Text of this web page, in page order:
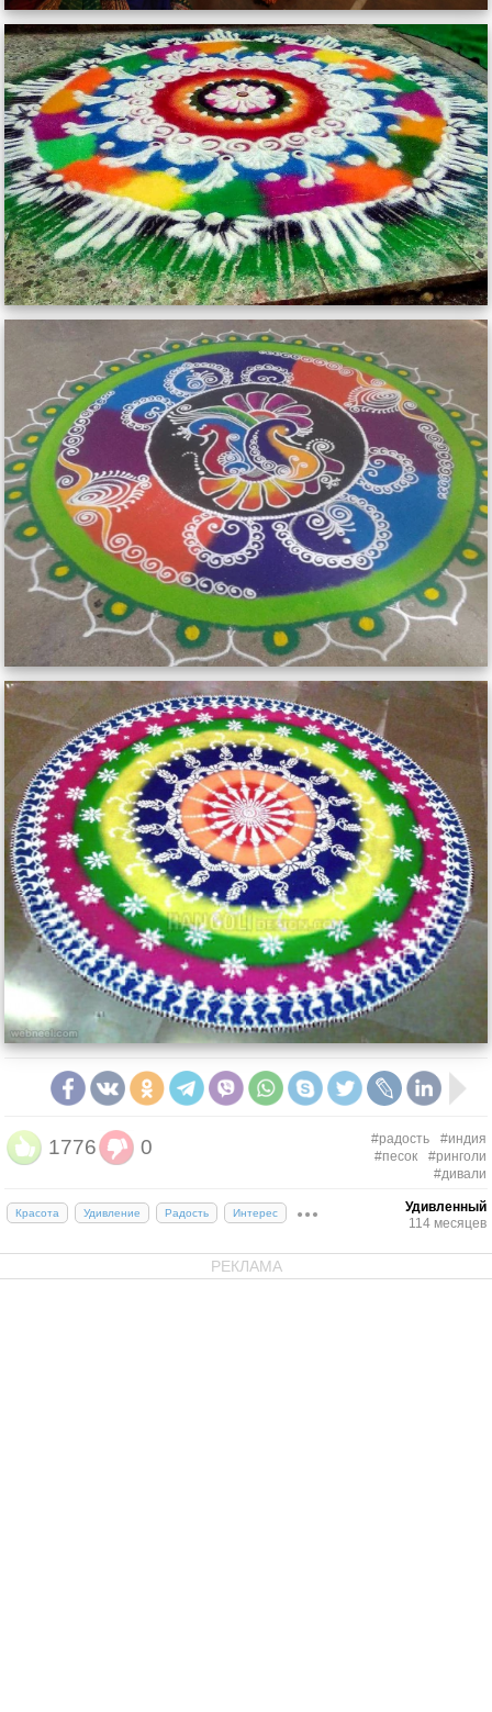
1776 0 #радость
#индия
#песок
#ринголи
#дивали
Красота Удивление Радость Интерес
Удивленный
114 месяцев
РЕКЛАМА